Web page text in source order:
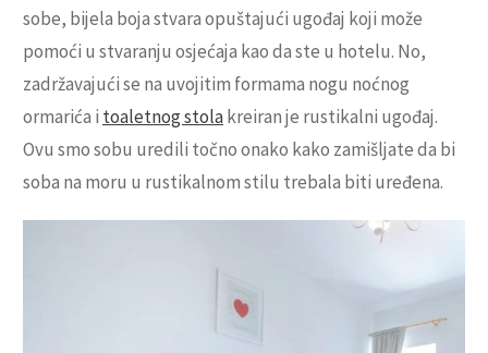
sobe, bijela boja stvara opuštajući ugođaj koji može
pomoći u stvaranju osjećaja kao da ste u hotelu. No,
zadržavajući se na uvojitim formama nogu noćnog
ormarića i toaletnog stolakreiran je rustikalni ugođaj.
Ovu smo sobu uredili točno onako kako zamišljate da bi
soba na moru u rustikalnom stilu trebala biti uređena.